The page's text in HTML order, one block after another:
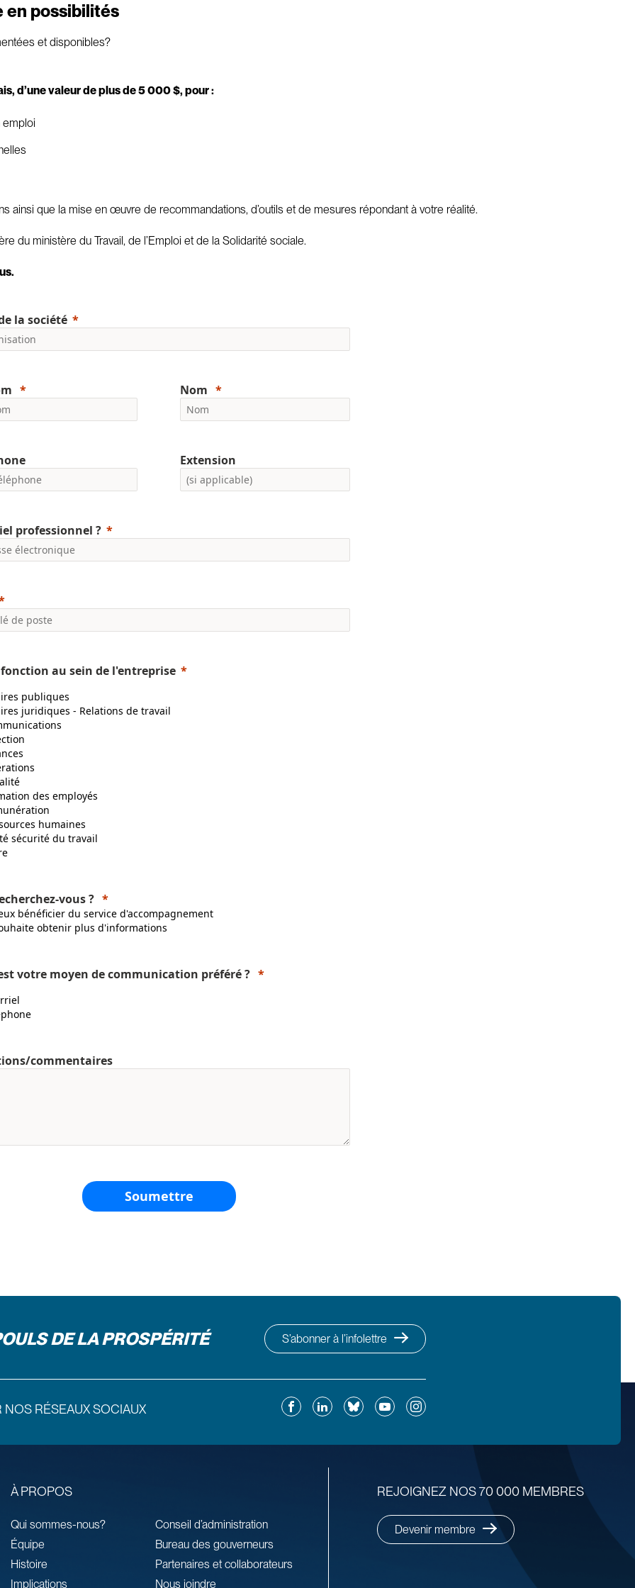
en possibilités
et disponibles?
d’une valeur de plus de 5 000 $, pour :
emploi
ainsi que la mise en œuvre de recommandations, d’outils et de mesures répondant à votre réalité.
du ministère du Travail, de l’Emploi et de la Solidarité sociale.
la société
Nom
Extension
professionnel ?
au sein de l'entreprise
publiques
juridiques - Relations de travail
des employés
humaines
sécurité du travail
vous ?
bénéficier du service d'accompagnement
obtenir plus d'informations
votre moyen de communication préféré ?
commentaires
Soumettre
DE LA PROSPÉRITÉ S’abonner à l’infolettre
RÉSEAUX SOCIAUX FacebookLinkedInBlueskyYouTubeInstagram
À PROPOS
Qui sommes-nous?
Équipe
Histoire
Implications
Conseil d’administration
Bureau des gouverneurs
Partenaires et collaborateurs
Nous joindre
REJOIGNEZ NOS 70 000 MEMBRES
Devenir membre